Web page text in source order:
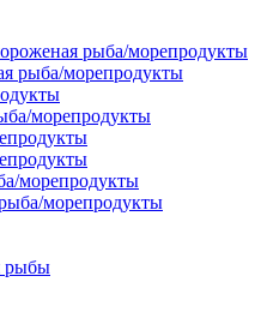
рыба/морепродукты
рыба/морепродукты
морепродукты
морепродукты
морепродукты
рыбы